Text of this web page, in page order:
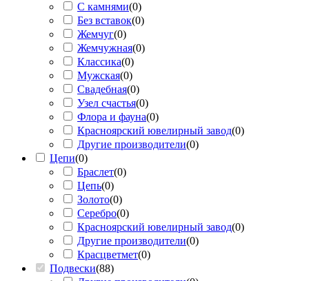
С камнями(0)
Без вставок(0)
Жемчуг(0)
Жемчужная(0)
Классика(0)
Мужская(0)
Свадебная(0)
Узел счастья(0)
Флора и фауна(0)
Красноярский ювелирный завод(0)
Другие производители(0)
Цепи(0)
Браслет(0)
Цепь(0)
Золото(0)
Серебро(0)
Красноярский ювелирный завод(0)
Другие производители(0)
Красцветмет(0)
Подвески(88)